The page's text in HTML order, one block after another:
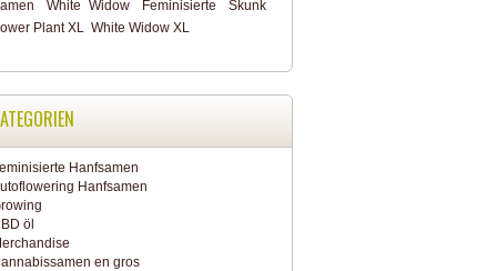
White Widow Feminisierte
Skunk
Plant XL White Widow XL
Hanfsamen
Hanfsamen
öl
en gros